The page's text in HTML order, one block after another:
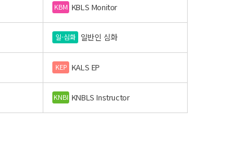
KBM KBLS Monitor
일-심화 일반인 심화
KEP KALS EP
KNBI KNBLS Instructor